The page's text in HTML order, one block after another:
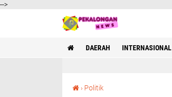
-->
DAERAH INTERNASIONAL
› Politik